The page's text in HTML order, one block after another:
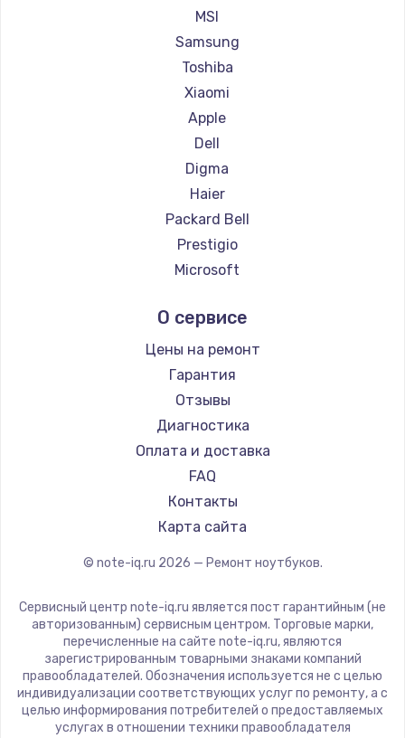
Ремонт ноутбуков Philips
Ремонт ноутбуков LG
Ремонт ноутбуков Panasonic
Ремонт ноутбуков Irbis
Ремонт ноутбуков Thunderobot
Ремонт ноутбуков Hasee
Ремонт ноутбуков ZTE
Ремонт ноутбуков Hiper
Ремонт ноутбуков Evga
Ремонт ноутбуков Google
Ремонт ноутбуков Echips
Ремонт ноутбуков Predator
Ремонт ноутбуков iru
Ремонт ноутбуков Machenike
Ремонт ноутбуков DEXP
Ремонт ноутбуков Teclast
Ремонт ноутбуков CHUWI
Ремонт ноутбуков Colorful
MSI
Samsung
Toshiba
Xiaomi
Apple
Dell
Digma
Haier
Packard Bell
Prestigio
Microsoft
Aquarius
Gigabyte
Aorus
Maibenben
Getac
Epson
Philips
LG
Panasonic
ZTE
Hiper
Evga
Google
Echips
О сервисе
Цены на ремонт
Гарантия
Отзывы
Диагностика
Оплата и доставка
FAQ
Контакты
Карта сайта
© note-iq.ru 2026 — Ремонт ноутбуков.
Сервисный центр note-iq.ru является пост гарантийным (не
авторизованным) сервисным центром. Торговые марки,
перечисленные на сайте note-iq.ru, являются
зарегистрированным товарными знаками компаний
правообладателей. Обозначения используется не с целью
индивидуализации соответствующих услуг по ремонту, а с
целью информирования потребителей о предоставляемых
услугах в отношении техники правообладателя